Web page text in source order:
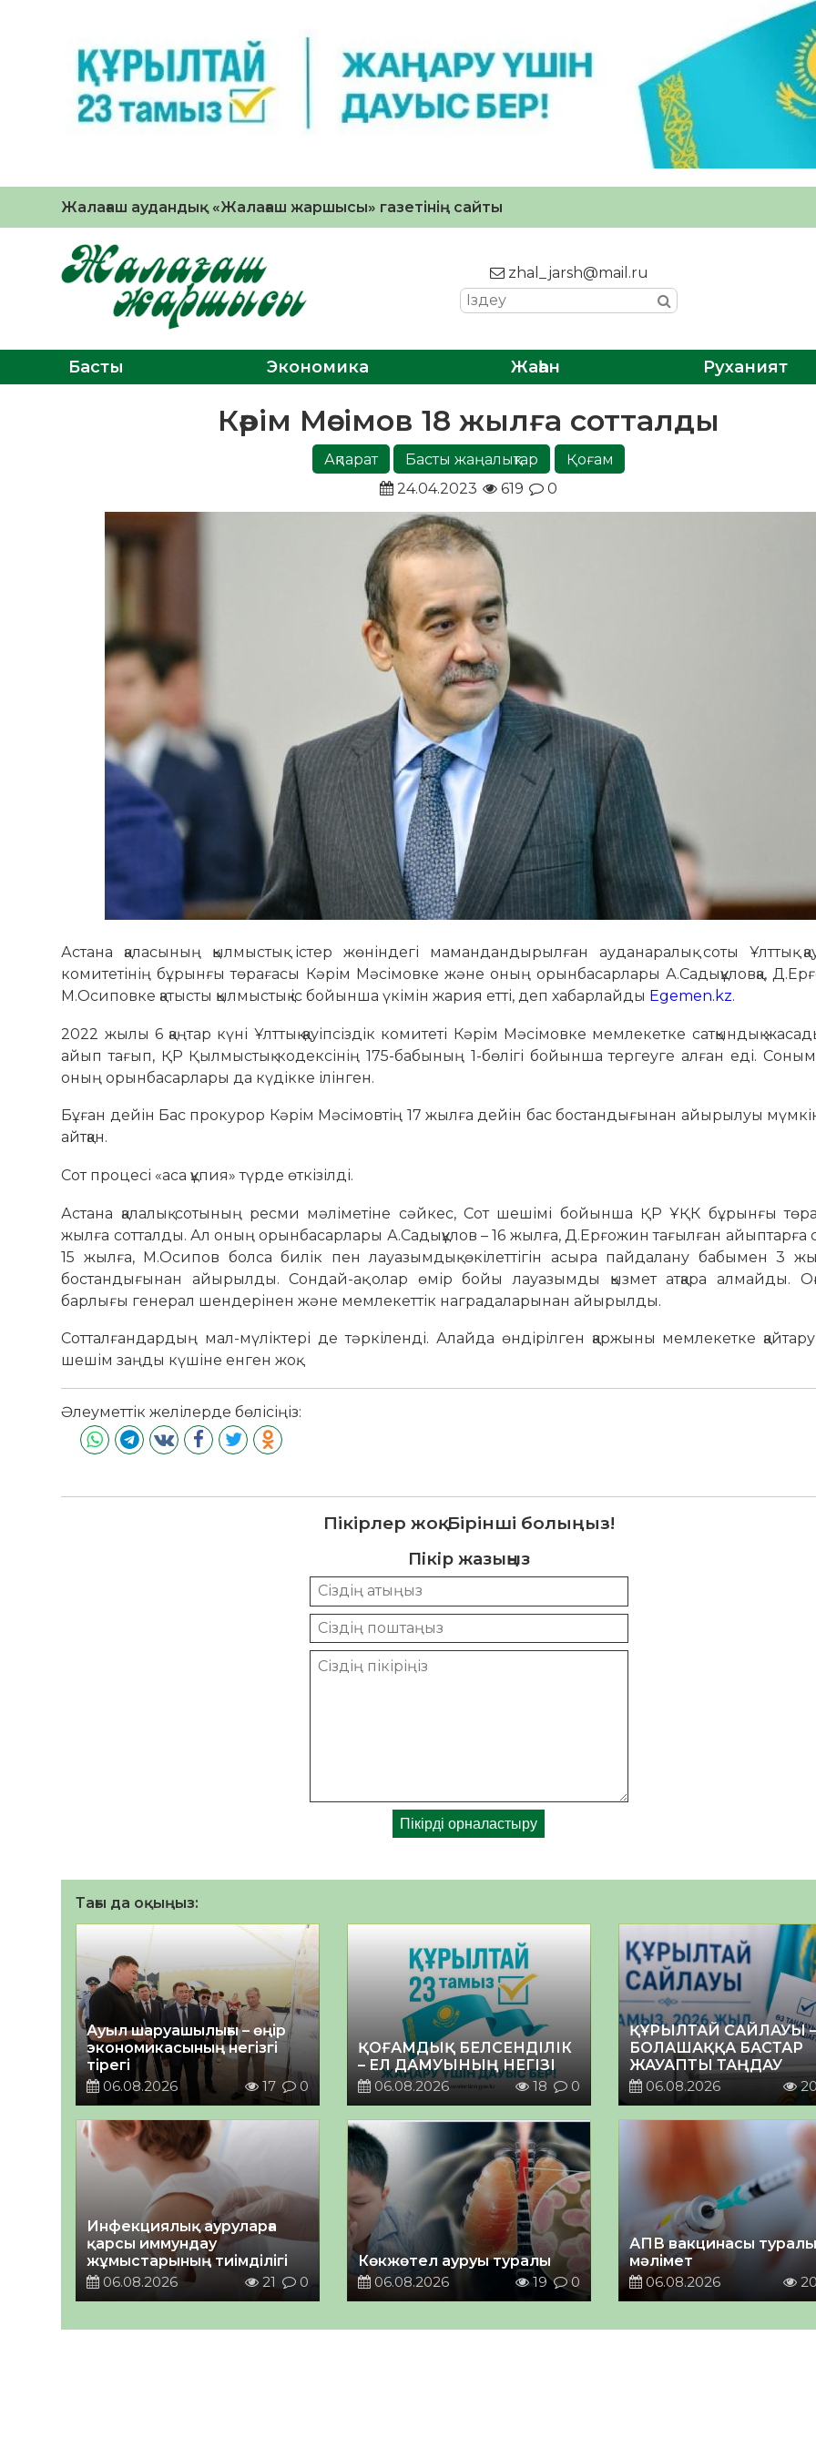
Жалағаш аудандық «Жалағаш жаршысы» газетінің сайты
zhal_jarsh@mail.ru
Басты Экономика Жаһан Руханият
Кәрім Мәсімов 18 жылға сотталды
Ақпарат Басты жаңалықтар
Қоғам
24.04.2023
619 0
Астана қаласының қылмыстық істер жөніндегі мамандандырылған ауданаралық соты Ұлттық
комитетінің бұрынғы төрағасы Кәрім Мәсімовке және оның орынбасарлары А.Садықұловқа,
М.Осиповке қатысты қылмыстық іс бойынша үкімін жария етті, деп хабарлайды Egemen.kz.
2022 жылы 6 қаңтар күні Ұлттық қауіпсіздік комитеті Кәрім Мәсімовке мемлекетке сатқындық
айып тағып, ҚР Қылмыстық кодексінің 175-бабының 1-бөлігі бойынша тергеуге алған еді.
оның орынбасарлары да күдікке ілінген.
Бұған дейін Бас прокурор Кәрім Мәсімовтің 17 жылға дейін бас бостандығынан айырылуы
айтқан.
Сот процесі «аса құпия» түрде өткізілді.
Астана қалалық сотының ресми мәліметіне сәйкес, Сот шешімі бойынша ҚР ҰҚК бұрынғы
жылға сотталды. Ал оның орынбасарлары А.Садықұлов – 16 жылға, Д.Ерғожин тағылған айыптарға
15 жылға, М.Осипов болса билік пен лауазымдық өкілеттігін асыра пайдалану бабымен 3
бостандығынан айырылды. Сондай-ақ олар өмір бойы лауазымды қызмет атқара алмайды.
барлығы генерал шендерінен және мемлекеттік наградаларынан айырылды.
Сотталғандардың мал-мүліктері де тәркіленді. Алайда өндірілген қаржыны мемлекетке
шешім заңды күшіне енген жоқ.
Әлеуметтік желілерде бөлісіңіз:
Пікірлер жоқ. Бірінші болыңыз!
Пікір жазыңыз
Тағы да оқыңыз:
Ауыл шаруашылығы – өңір
экономикасының негізгі
тірегі
06.08.2026
17 0
ҚОҒАМДЫҚ БЕЛСЕНДІЛІК
– ЕЛ ДАМУЫНЫҢ НЕГІЗІ
06.08.2026
18 0
ҚҰРЫЛТАЙ САЙЛАУЫ –
БОЛАШАҚҚА БАСТАР
ЖАУАПТЫ ТАҢДАУ
06.08.2026
20
Инфекциялық ауруларға
қарсы иммундау
жұмыстарының тиімділігі
06.08.2026
21 0
Көкжөтел ауруы туралы
06.08.2026
19 0
АПВ вакцинасы туралы
мәлімет
06.08.2026
20